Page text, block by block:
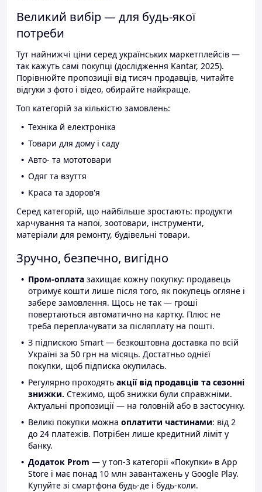
Великий вибір — для будь-якої
потреби
Тут найнижчі ціни серед українських маркетплейсів —
так кажуть самі покупці (дослідження Kantar, 2025).
Порівнюйте пропозиції від тисяч продавців, читайте
відгуки з фото і відео, обирайте найкраще.
Топ категорій за кількістю замовлень:
Техніка й електроніка
Товари для дому і саду
Авто- та мототовари
Одяг та взуття
Краса та здоров'я
Серед категорій, що найбільше зростають: продукти
харчування та напої, зоотовари, інструменти,
матеріали для ремонту, будівельні товари.
Зручно, безпечно, вигідно
Пром-оплата захищає кожну покупку: продавець
отримує кошти лише після того, як покупець огляне і
забере замовлення. Щось не так — гроші
повертаються автоматично на картку. Плюс не
треба переплачувати за післяплату на пошті.
З підпискою Smart — безкоштовна доставка по всій
Україні за 50 грн на місяць. Достатньо однієї
покупки, щоб підписка окупилась.
Регулярно проходять акції від продавців та сезонні
знижки. Стежимо, щоб знижки були справжніми.
Актуальні пропозиції — на головній або в застосунку.
Великі покупки можна оплатити частинами: від 2
до 24 платежів. Потрібен лише кредитний ліміт у
банку.
Додаток Prom — у топ-3 категорії «Покупки» в App
Store і має понад 10 млн завантажень у Google Play.
Купуйте зі смартфона будь-де і будь-коли.